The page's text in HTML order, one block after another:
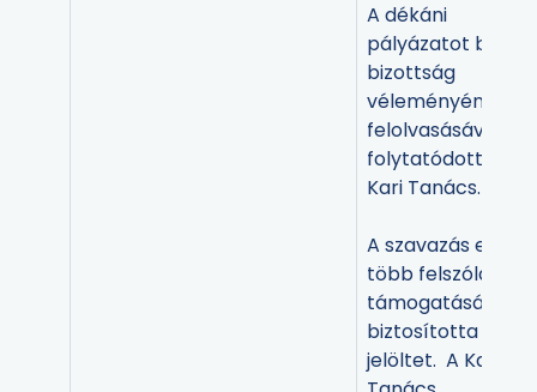
A dékáni
pályázatot bíráló
bizottság
véleményének
felolvasásával
folytatódott a
Kari Tanács.
A szavazás előtt
több felszólaló is
támogatásáról
biztosította a
jelöltet. A Kari